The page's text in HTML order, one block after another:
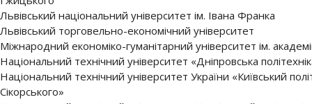
Львівський національний університет ім. Івана Франка
Львівський торговельно-економічний університет
Міжнародний економіко-гуманітарний університет ім.
Національний технічний університет «Дніпровська
Національний технічний університет України «Київський
Сікорського»